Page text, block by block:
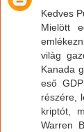
Kedves
Mielött
vilàg
Kanada
eső
részére,
kriptót,
Warren